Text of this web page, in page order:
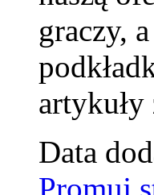
graczy,
Data
Promuj